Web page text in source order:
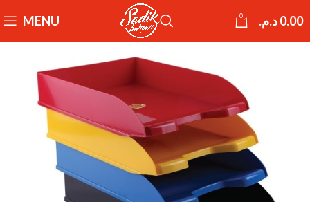
MENU 0 0.00د.م.